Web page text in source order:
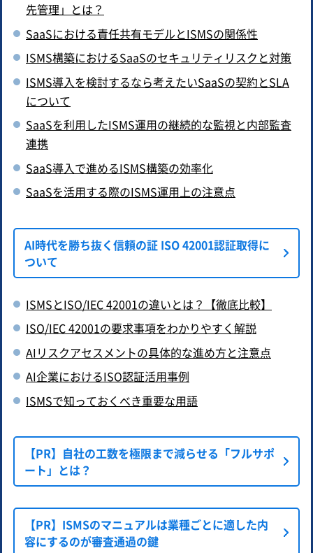
先管理」とは？
SaaSにおける責任共有モデルとISMSの関係性
ISMS構築におけるSaaSのセキュリティリスクと対策
ISMS導入を検討するなら考えたいSaaSの契約とSLA
について
SaaSを利用したISMS運用の継続的な監視と内部監査
連携
SaaS導入で進めるISMS構築の効率化
SaaSを活用する際のISMS運用上の注意点
AI時代を勝ち抜く信頼の証 ISO 42001認証取得に
ついて
ISMSとISO/IEC 42001の違いとは？【徹底比較】
ISO/IEC 42001の要求事項をわかりやすく解説
AIリスクアセスメントの具体的な進め方と注意点
AI企業におけるISO認証活用事例
ISMSで知っておくべき重要な用語
【PR】自社の工数を極限まで減らせる「フルサポ
ート」とは？
【PR】ISMSのマニュアルは業種ごとに適した内
容にするのが審査通過の鍵